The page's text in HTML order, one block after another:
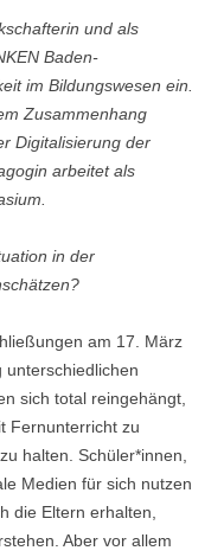
und als
Baden-
im Bildungswesen ein.
Zusammenhang
Digitalisierung der
arbeitet als
in der
am 17. März
unterschiedlichen
sich total reingehängt,
Fernunterricht zu
halten. Schüler*innen,
Medien für sich nutzen
die Eltern erhalten,
Aber vor allem